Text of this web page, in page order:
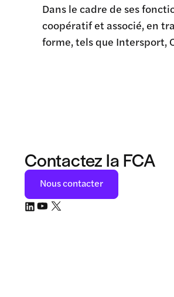
Dans le cadre de ses
coopératif et associé, en
forme, tels que Intersport,
Contactez la FCA
Nous contacter